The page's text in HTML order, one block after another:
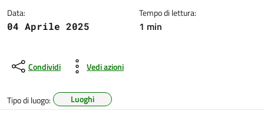
Data:
04 Aprile 2025
Tempo di lettura:
1 min
Condividi Vedi azioni
Tipo di luogo: Luoghi